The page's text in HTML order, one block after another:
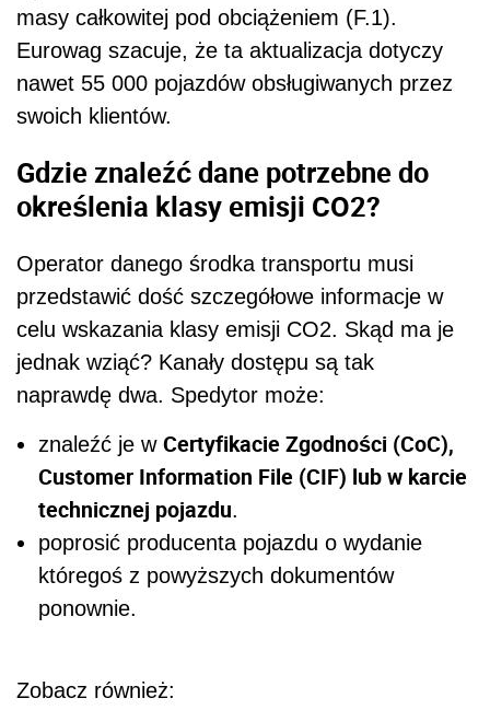
masy całkowitej pod obciążeniem (F.1).
Eurowag szacuje, że ta aktualizacja dotyczy
nawet 55 000 pojazdów obsługiwanych przez
swoich klientów.
Gdzie znaleźć dane potrzebne do
określenia klasy emisji CO2?
Operator danego środka transportu musi
przedstawić dość szczegółowe informacje w
celu wskazania klasy emisji CO2. Skąd ma je
jednak wziąć? Kanały dostępu są tak
naprawdę dwa. Spedytor może:
znaleźć je w Certyfikacie Zgodności (CoC),
Customer Information File (CIF) lub w karcie
technicznej pojazdu.
poprosić producenta pojazdu o wydanie
któregoś z powyższych dokumentów
ponownie.
Zobacz również: